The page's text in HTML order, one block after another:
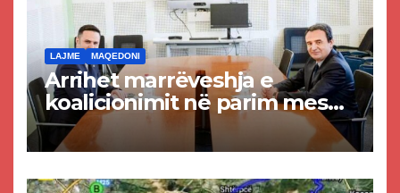
LAJME MAQEDONI
Arrihet marrëveshja e
koalicionimit në parim mes
Kurtit dhe Abdixhikut